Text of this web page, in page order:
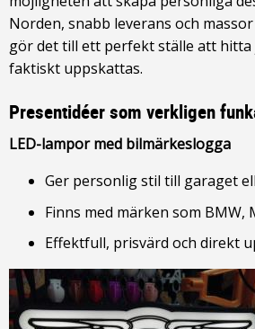
Norden, snabb leverans och
gör det till ett perfekt ställe att hitta
faktiskt uppskattas.
Presentidéer som verkligen
LED-lampor med bilmärkeslogga
Ger personlig stil till garaget
Finns med märken som BMW,
Effektfull, prisvärd och direkt